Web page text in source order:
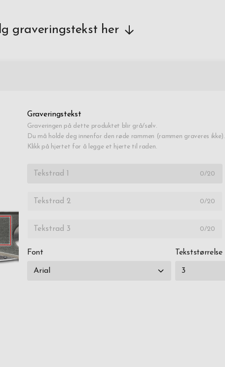
graveringstekst her
Graveringstekst
Graveringen på dette produktet blir grå/sølv.
Du må holde deg innenfor den røde rammen (rammen graveres ikke).
Klikk på hjertet for å legge et hjerte til raden.
0/20
0/20
0/20
Font Tekststørrelse